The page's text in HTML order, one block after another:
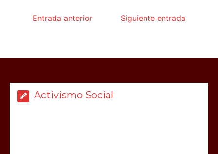
Entrada anterior Siguiente entrada
Activismo Social